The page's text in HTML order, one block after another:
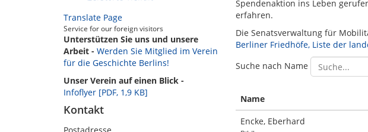
Translate Page
Service for our foreign visitors
Unterstützen Sie uns und unsere
Arbeit - Werden Sie Mitglied im Verein
für die Geschichte Berlins!
Unser Verein auf einen Blick -
Infoflyer [PDF, 1,9 KB]
Kontakt
Spendenaktion ins Leben
erfahren.
Die Senatsverwaltung für
Berliner Friedhöfe, Liste der
Suche nach Name
Name
Encke, Eberhard